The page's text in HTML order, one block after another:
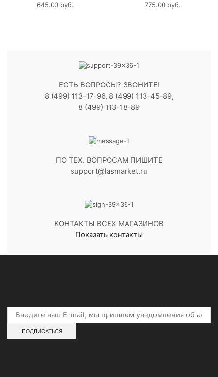
645.00 руб. 775.00 руб.
ЕСТЬ ВОПРОСЫ? ЗВОНИТЕ!
8 (499) 113-17-96, 8 (499) 113-45-89,
8 (499) 113-18-89
ПО ТЕХ. ВОПРОСАМ ПИШИТЕ
support@lasmarket.ru
КОНТАКТЫ ВСЕХ МАГАЗИНОВ
Показать контакты